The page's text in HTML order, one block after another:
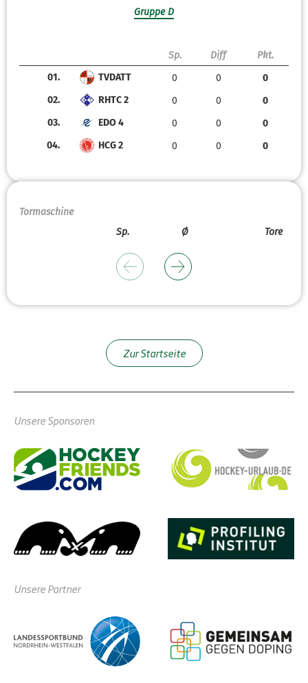
Gruppe D
Sp. Diff
Pkt.
01.
TVDATT 0 0
0
02.
RHTC 2 0 0
0
03.
EDO 4 0 0
0
04.
HCG 2 0 0 0
Tormaschine
Sp.
Ø Tore
Zur Startseite
Unsere Sponsoren
Unsere Partner